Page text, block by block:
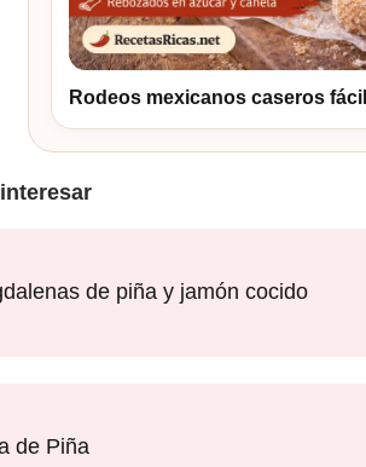
Rodeos mexicanos caseros
de piña y jamón cocido
de Piña